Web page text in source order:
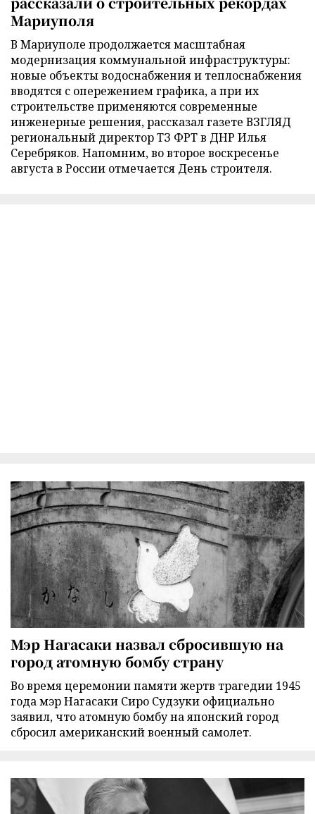
Мариуполя
В Мариуполе продолжается масштабная
модернизация коммунальной инфраструктуры:
новые объекты водоснабжения и теплоснабжения
вводятся с опережением графика, а при их
строительстве применяются современные
инженерные решения, рассказал газете ВЗГЛЯД
региональный директор ТЗ ФРТ в ДНР Илья
Серебряков. Напомним, во второе воскресенье
августа в России отмечается День строителя.
Мэр Нагасаки назвал сбросившую на
город атомную бомбу страну
Во время церемонии памяти жертв трагедии 1945
года мэр Нагасаки Сиро Судзуки официально
заявил, что атомную бомбу на японский город
сбросил американский военный самолет.